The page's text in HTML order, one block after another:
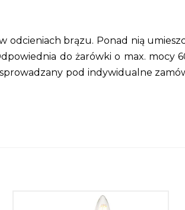
odcieniach brązu. Ponad nią
do żarówki o max. mocy
pod indywidualne